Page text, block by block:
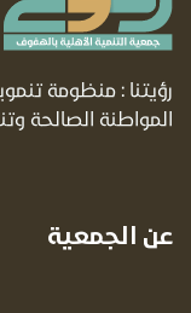
رؤيتنا : منظومة
المواطنة الصالحة
عن الجمعية